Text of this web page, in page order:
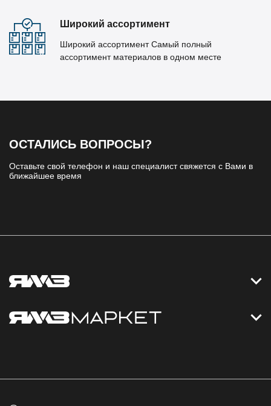
Широкий ассортимент
Широкий ассортимент Самый полный
ассортимент материалов в одном месте
ОСТАЛИСЬ ВОПРОСЫ?
Оставьте свой телефон и наш специалист свяжется с Вами в
ближайшее время
Контакты